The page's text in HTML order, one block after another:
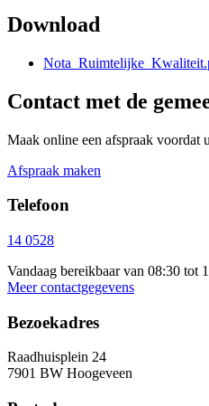
Download
Contact met de
Maak online een afspraak voordat
Afspraak maken
Telefoon
14 0528
Vandaag bereikbaar van 08:30 tot
Meer contactgegevens
Bezoekadres
Raadhuisplein 24
7901 BW Hoogeveen